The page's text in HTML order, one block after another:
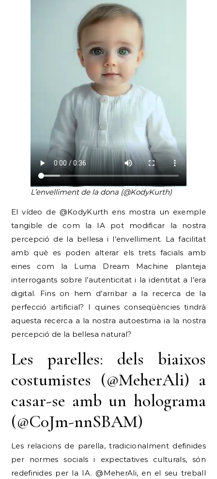
L’envelliment de la dona (@KodyKurth)
El vídeo de @KodyKurth ens mostra un exemple
tangible de com la IA pot modificar la nostra
percepció de la bellesa i l’envelliment. La facilitat
amb què es poden alterar els trets facials amb
eines com la Luma Dream Machine planteja
interrogants sobre l’autenticitat i la identitat a l’era
digital. Fins on hem d’arribar a la recerca de la
perfecció artificial? I quines conseqüències tindrà
aquesta recerca a la nostra autoestima ia la nostra
percepció de la bellesa natural?
Les parelles: dels biaixos
costumistes (@MeherAli) a
casar-se amb un holograma
(@C0Jm-nnSBAM)
Les relacions de parella, tradicionalment definides
per normes socials i expectatives culturals, són
redefinides per la IA. @MeherAli, en el seu treball